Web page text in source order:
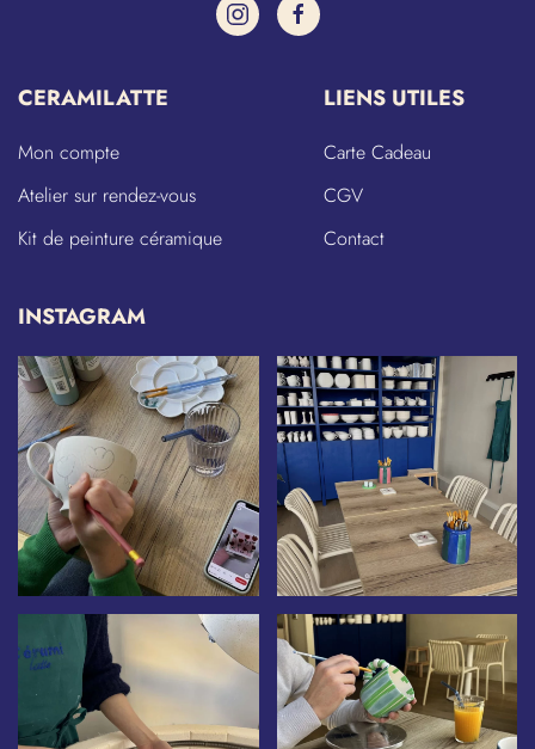
CERAMILATTE
Mon compte
Atelier sur rendez-vous
Kit de peinture céramique
LIENS UTILES
Carte Cadeau
CGV
Contact
INSTAGRAM